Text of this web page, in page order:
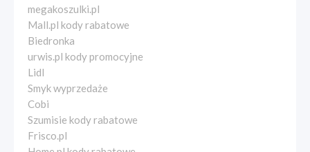
megakoszulki.pl
Mall.pl kody rabatowe
Biedronka
urwis.pl kody promocyjne
Lidl
Smyk wyprzedaże
Cobi
Szumisie kody rabatowe
Frisco.pl